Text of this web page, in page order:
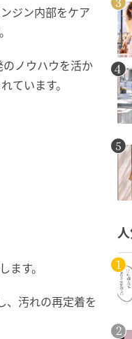
ジン内部をケア
ノウハウを活か
ています。
す。
、汚れの再定着を